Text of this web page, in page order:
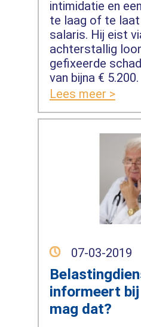
intimidatie en
te laag of te
salaris. Hij eist
achterstallig
gefixeerde
van bijna € 5.200.
Lees meer >
07-03-2019
informeert
mag dat?